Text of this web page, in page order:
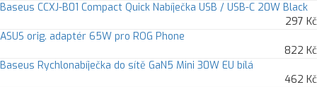
Baseus CCXJ-B01 Compact Quick Nabíječka USB / USB-C 20W Black
297 Kč
ASUS orig. adaptér 65W pro ROG Phone
822 Kč
Baseus Rychlonabíječka do sítě GaN5 Mini 30W EU bílá
462 Kč